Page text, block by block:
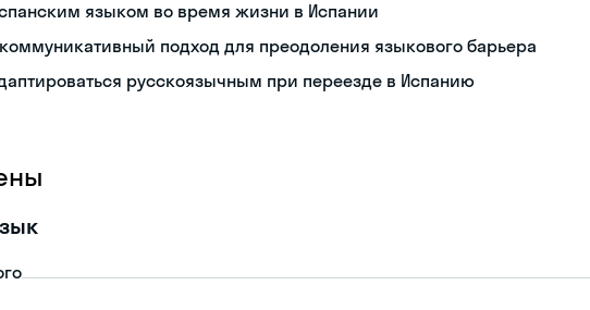
языком во время жизни в Испании
подход для преодоления языкового барьера
русскоязычным при переезде в Испанию